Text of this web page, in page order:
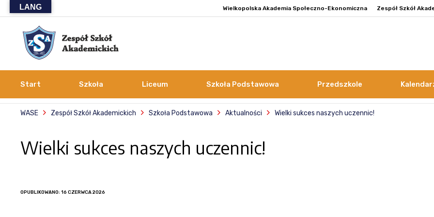
Wielkopolska Akademia Społeczno-Ekonomiczna Zespół Szkół
Start Szkoła Liceum Szkoła Podstawowa Przedszkole
WASE Zespół Szkół Akademickich Szkoła Podstawowa Aktualności Wielki sukces naszych uczennic!
Wielki sukces naszych uczennic!
OPUBLIKOWANO: 16 CZERWCA 2026
LANG